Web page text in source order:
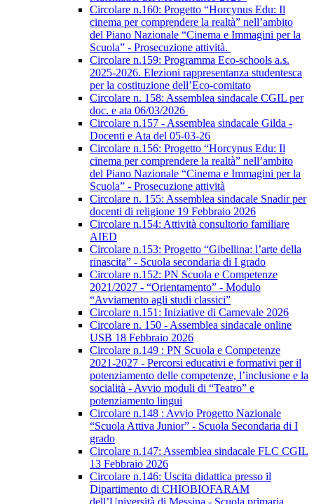
Circolare n.160: Progetto “Horcynus Edu: Il
cinema per comprendere la realtà” nell’ambito
del Piano Nazionale “Cinema e Immagini per la
Scuola” - Prosecuzione attività.
Circolare n.159: Programma Eco-schools a.s.
2025-2026. Elezioni rappresentanza studentesca
per la costituzione dell’Eco-comitato
Circolare n. 158: Assemblea sindacale CGIL per
doc. e ata 06/03/2026
Circolare n.157 - Assemblea sindacale Gilda -
Docenti e Ata del 05-03-26
Circolare n.156: Progetto “Horcynus Edu: Il
cinema per comprendere la realtà” nell’ambito
del Piano Nazionale “Cinema e Immagini per la
Scuola” - Prosecuzione attività
Circolare n. 155: Assemblea sindacale Snadir per
docenti di religione 19 Febbraio 2026
Circolare n.154: Attività consultorio familiare
AIED
Circolare n.153: Progetto “Gibellina: l’arte della
rinascita” - Scuola secondaria di I grado
Circolare n.152: PN Scuola e Competenze
2021/2027 - “Orientamento” - Modulo
“Avviamento agli studi classici”
Circolare n.151: Iniziative di Carnevale 2026
Circolare n. 150 - Assemblea sindacale online
USB 18 Febbraio 2026
Circolare n.149 : PN Scuola e Competenze
2021-2027 - Percorsi educativi e formativi per il
potenziamento delle competenze, l’inclusione e la
socialità - Avvio moduli di “Teatro” e
potenziamento lingui
Circolare n.148 : Avvio Progetto Nazionale
“Scuola Attiva Junior” - Scuola Secondaria di I
grado
Circolare n.147: Assemblea sindacale FLC CGIL
13 Febbraio 2026
Circolare n.146: Uscita didattica presso il
Dipartimento di CHIOBIOFARAM